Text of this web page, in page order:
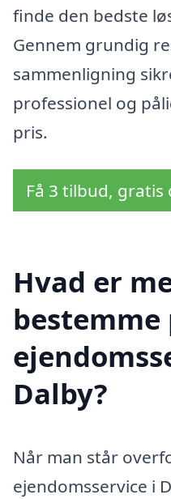
finde den bedste
Gennem grundig
sammenligning
professionel og
pris.
Få 3 tilbud,
Hvad er
bestemme
Dalby?
Når man står
ejendomsservice i